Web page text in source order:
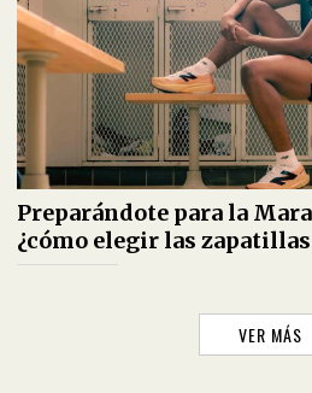
Preparándote para la
¿cómo elegir las zapatillas perfectas para tus
VER MÁS